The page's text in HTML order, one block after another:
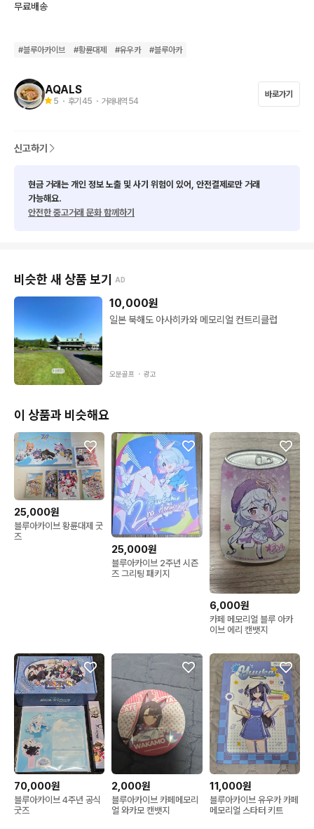
무료배송
#블루아카이브 #황륜대제 #유우카 #블루아카
AQALS
5 ・ 후기 45 ・ 거래내역 54
바로가기
신고하기
현금 거래는 개인 정보 노출 및 사기 위험이 있어, 안전결제로만 거래
가능해요.
안전한 중고거래 문화 함께하기
비슷한 새 상품 보기 AD
10,000원
일본 북해도 아사히카와 메모리얼 컨트리클럽
오분골프 ・ 광고
이 상품과 비슷해요
25,000원
블루아카이브 황륜대제 굿
즈
25,000원
블루아카이브 2주년 시즌
즈 그리팅 패키지
6,000원
카페 메모리얼 블루 아카
이브 에리 캔뱃지
70,000원
블루아카이브 4주년 공식
굿즈
2,000원
블루아카이브 카페메모리
얼 와카모 캔뱃지
11,000원
블루아카이브 유우카 카페
메모리얼 스타터 키트